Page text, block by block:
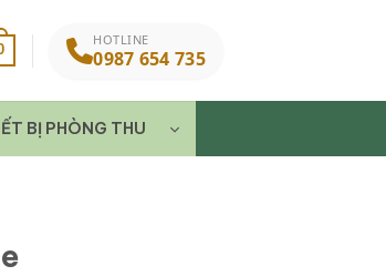
HOTLINE
0987 654 735
BỊ PHÒNG THU